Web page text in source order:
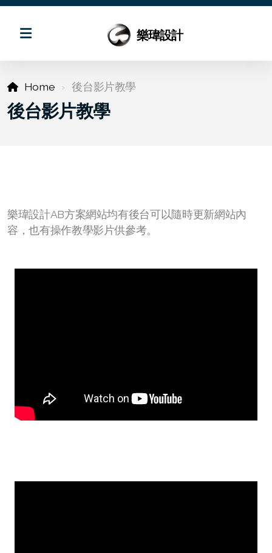
樂瑋設計
Home 後台影片教學
後台影片教學
樂瑋設計AB方案網站均有後台可以隨時更新網站內
容，也有操作教學影片供參考。
回應式專案